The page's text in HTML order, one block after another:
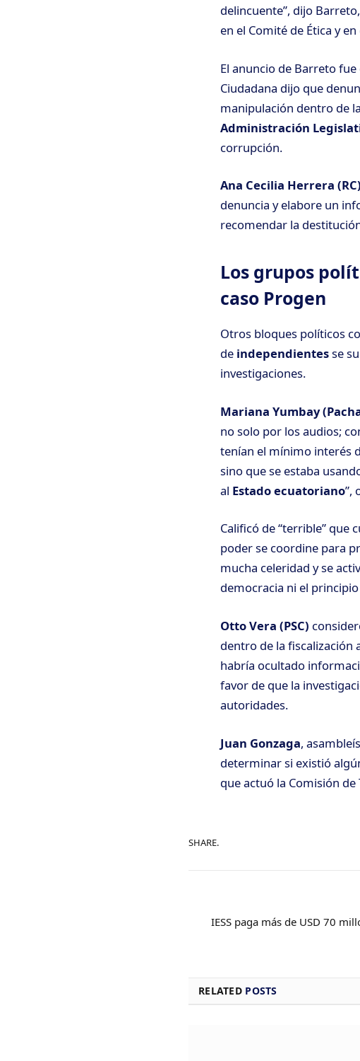
delincuente”, dijo
en el Comité de Ética y en
El anuncio de Barreto
Ciudadana dijo que
manipulación dentro de
Administración
corrupción.
Ana Cecilia Herrera (RC)
denuncia y elabore un
recomendar la
Los grupos
caso Progen
Otros bloques políticos
de independientesse
investigaciones.
Mariana Yumbay
no solo por los audios;
tenían el mínimo interés
sino que se estaba
al Estado ecuatoriano”,
Calificó de “terrible” que
poder se coordine para
mucha celeridad y se
democracia ni el
Otto Vera (PSC)
dentro de la fiscalización
habría ocultado
favor de que la
autoridades.
Juan Gonzaga,
determinar si existió
que actuó la Comisión
SHARE.
IESS paga más de USD 70
RELATED POSTS